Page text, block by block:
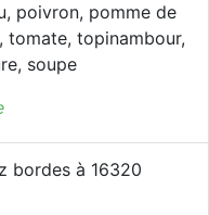
poivron, pomme de
tomate, topinambour,
soupe
bordes à 16320